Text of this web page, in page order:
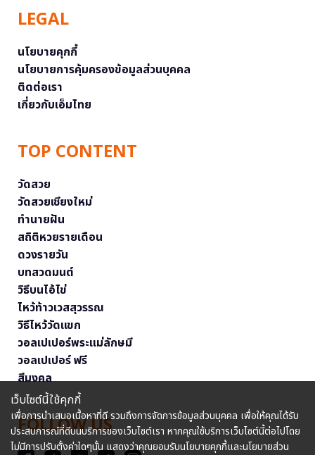
LEGAL
นโยบายคุกกี้
นโยบายการคุ้มครองข้อมูลส่วนบุคคล
ติดต่อเรา
เกี่ยวกับเอ็มไทย
TOP CONTENT
วัดสวย
วัดสวยเชียงใหม่
ทำนายฝัน
สถิติหวยรายเดือน
ดวงรายวัน
บทสวดมนต์
วิธีบนไอ้ไข่
ไหว้ท้าวเวสสุวรรณ
วิธีไหว้วัดแขก
วอลเปเปอร์พระแม่ลักษมี
วอลเปเปอร์ ฟรี
สีมงคล
FOLLOW US
เว็บไซต์นี้ใช้คุกกี้
เพื่อการนำเสนอเนื้อหาที่ดี รวมถึงการจัดการข้อมูลส่วนบุคคล เพื่อให้คุณได้รับ
ประสบการณ์ที่ดีบนบริการของเว็บไซต์เรา หากคุณใช้บริการเว็บไซต์นี้ต่อไปโดย
ไม่มีการปรับตั้งค่าใดๆนั้น แสดงว่าคุณยอมรับนโยบายคุกกี้และนโยบายส่วน